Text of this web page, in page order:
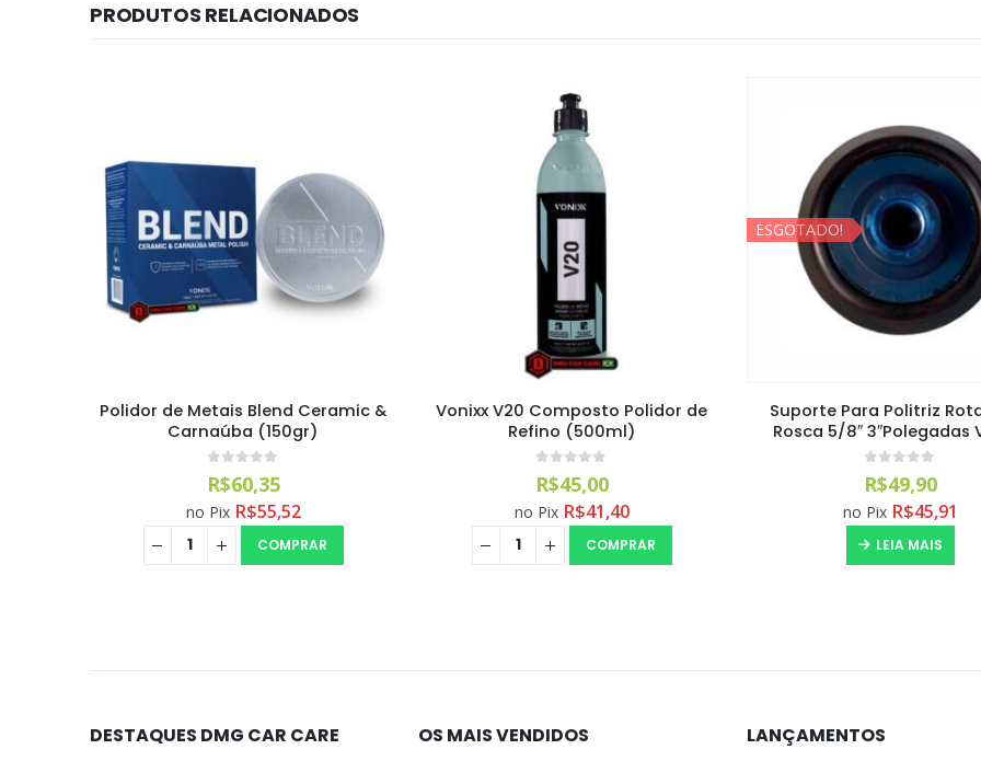
PRODUTOS RELACIONADOS
Polidor de Metais Blend Ceramic &
Carnaúba (150gr)
out of 5
R$60,35
no Pix R$55,52
COMPRAR
Vonixx V20 Composto Polidor de
Refino (500ml)
out of 5
R$45,00
no Pix R$41,40
COMPRAR
ESGOTADO!
Suporte Para Politriz
Rosca 5/8″ 3″Polegadas
out of 5
R$49,90
no Pix R$45,91
LEIA MAIS
DESTAQUES DMG CAR CARE OS MAIS VENDIDOS LANÇAMENTOS